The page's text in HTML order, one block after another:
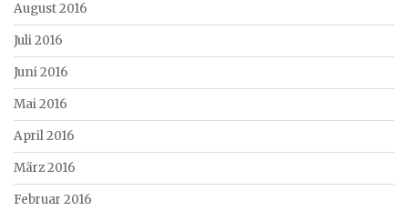
August 2016
Juli 2016
Juni 2016
Mai 2016
April 2016
März 2016
Februar 2016